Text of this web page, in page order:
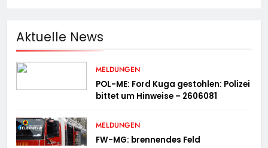
Aktuelle News
MELDUNGEN
POL-ME: Ford Kuga gestohlen: Polizei
bittet um Hinweise – 2606081
MELDUNGEN
FW-MG: brennendes Feld